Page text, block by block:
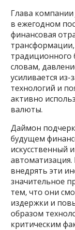
Глава
в ежегодном
финансовая
традиционного
словам,
усиливается
технологий и
активно
валюты.
Даймон
будущем
искусственный
внедрять эти
значительное
тем, что они
издержки и
образом
критическим